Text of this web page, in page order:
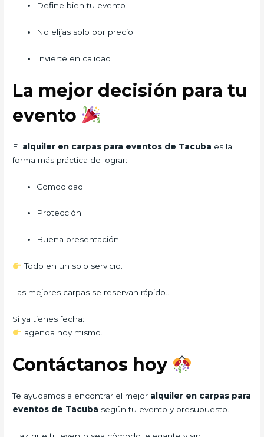
Define bien tu evento
No elijas solo por precio
Invierte en calidad
La mejor decisión para tu
evento
El alquiler en carpas para eventos de Tacuba es la
forma más práctica de lograr:
Comodidad
Protección
Buena presentación
Todo en un solo servicio.
Las mejores carpas se reservan rápido…
Si ya tienes fecha:
agenda hoy mismo.
Contáctanos hoy
Te ayudamos a encontrar el mejor alquiler en carpas para
eventos de Tacuba según tu evento y presupuesto.